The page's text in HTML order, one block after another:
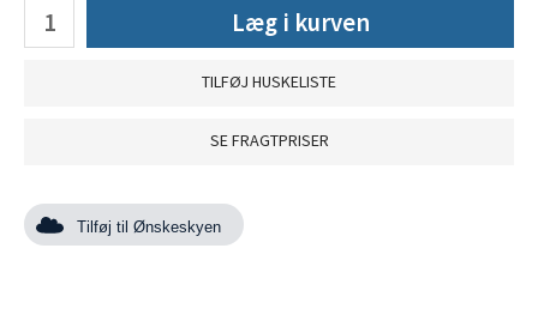
Læg i kurven
TILFØJ HUSKELISTE
SE FRAGTPRISER
Tilføj til Ønskeskyen